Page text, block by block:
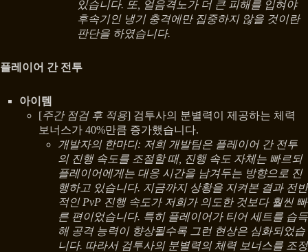
있습니다. 또, 얼음격노가 더 큰 피해를 입혀야
후속기인 냉기 충격에만 집중하지 않을 것이란
판단을 하였습니다.
플레이어 간 전투
아이템
[주간 점검 후 적용] 검투사의 분별력이 제공하는 체력
보너스가 40%만큼 증가했습니다.
개발자의 한마디: 저희 개발팀은 플레이어 간 전투
의 진행 속도를 조절할 때, 진행 속도 자체는 빠르되
플레이어에게는 대응 시간을 남겨두는 방향으로 진
행하고 있습니다. 지금까지 상황을 지켜본 결과 전반
적인 PvP 진행 속도가 저희가 의도한 것보다 훨씬 빠
른 편이었습니다. 특히 플레이어가 티어 세트를 습득
해 공격 능력이 향상될수록 그런 현상은 심화되었습
니다. 따라서 검투사의 분별력의 체력 보너스를 조정